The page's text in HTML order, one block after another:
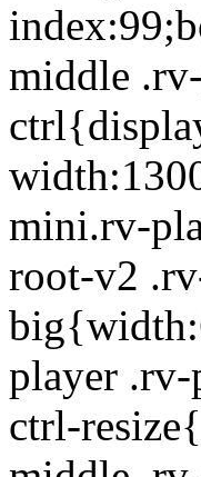
middle
mini.rv-
root-v2
player
ctrl-